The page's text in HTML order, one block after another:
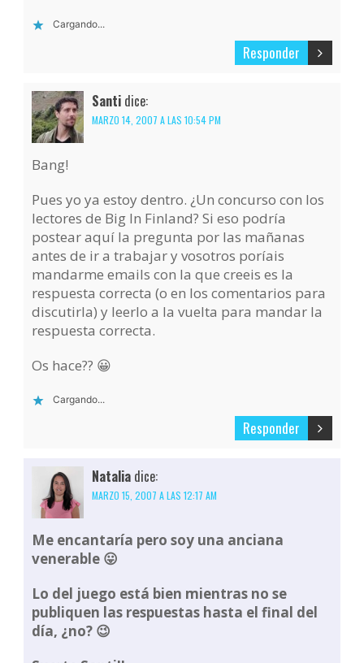
Cargando...
Responder
Santi dice:
MARZO 14, 2007 A LAS 10:54 PM
Bang!
Pues yo ya estoy dentro. ¿Un concurso con los
lectores de Big In Finland? Si eso podría
postear aquí la pregunta por las mañanas
antes de ir a trabajar y vosotros poríais
mandarme emails con la que creeis es la
respuesta correcta (o en los comentarios para
discutirla) y leerlo a la vuelta para mandar la
respuesta correcta.
Os hace?? 😀
Cargando...
Responder
Natalia dice:
MARZO 15, 2007 A LAS 12:17 AM
Me encantaría pero soy una anciana
venerable 😛
Lo del juego está bien mientras no se
publiquen las respuestas hasta el final del
día, ¿no? 😉